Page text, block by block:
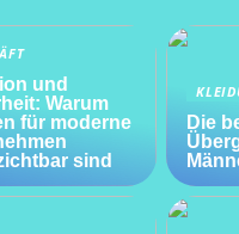
und
Warum
für moderne
sind
Die